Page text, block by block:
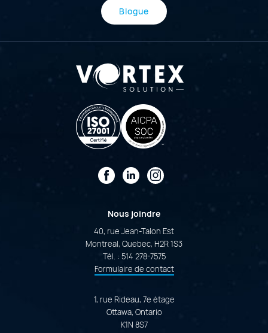
Blogue
FacebookLinkedIn
Instagram
Nous joindre
40, rue Jean-Talon Est
Montreal, Quebec, H2R 1S3
Tél. : 514 278-7575
Formulaire de contact
1, rue Rideau, 7e étage
Ottawa, Ontario
K1N 8S7